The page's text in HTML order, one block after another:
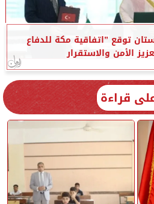
توقع ”اتفاقية مكة للدفاع
الأمن والاستقرار
قراءة